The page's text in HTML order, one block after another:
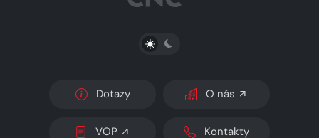
PŘEPNOUT SVĚTLÝ/TMAVÝ REŽIM
Dotazy O nás
VOP Kontakty